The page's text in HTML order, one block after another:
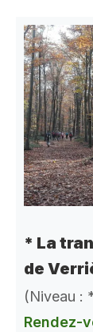
* La
de
(Niveau :
Rendez-